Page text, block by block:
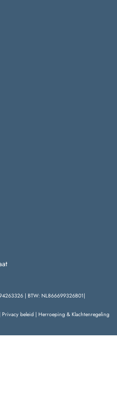
| BTW: NL866699326B01|
Privacy beleid | Herroeping & Klachtenregeling